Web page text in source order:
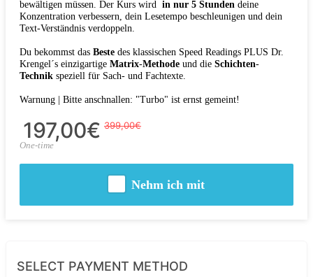
bewältigen müssen. Der Kurs wird in nur 5 Stunden deine
Konzentration verbessern, dein Lesetempo beschleunigen und dein
Text-Verständnis verdoppeln.
Du bekommst das Beste des klassischen Speed Readings PLUS Dr.
Krengel´s einzigartige Matrix-Methode und die Schichten-
Technik speziell für Sach- und Fachtexte.
Warnung | Bitte anschnallen: "Turbo" ist ernst gemeint!
399,00€
197,00€
One-time
Nehm ich mit
SELECT PAYMENT METHOD